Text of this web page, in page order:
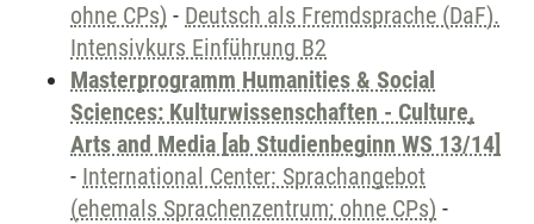
ohne CPs) - Deutsch als Fremdsprache (DaF).
Intensivkurs Einführung B2
Masterprogramm Humanities & Social
Sciences: Kulturwissenschaften - Culture,
Arts and Media [ab Studienbeginn WS 13/14]
- International Center: Sprachangebot
(ehemals Sprachenzentrum; ohne CPs) -